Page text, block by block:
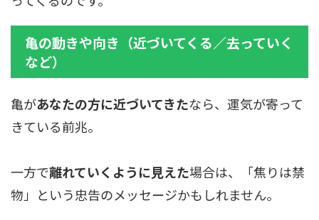
亀の動きや向き（近づいてくる／去っていく
など）
亀があなたの方に近づいてきたなら、運気が寄って
きている前兆。
一方で離れていくように見えた場合は、「焦りは禁
物」という忠告のメッセージかもしれません。